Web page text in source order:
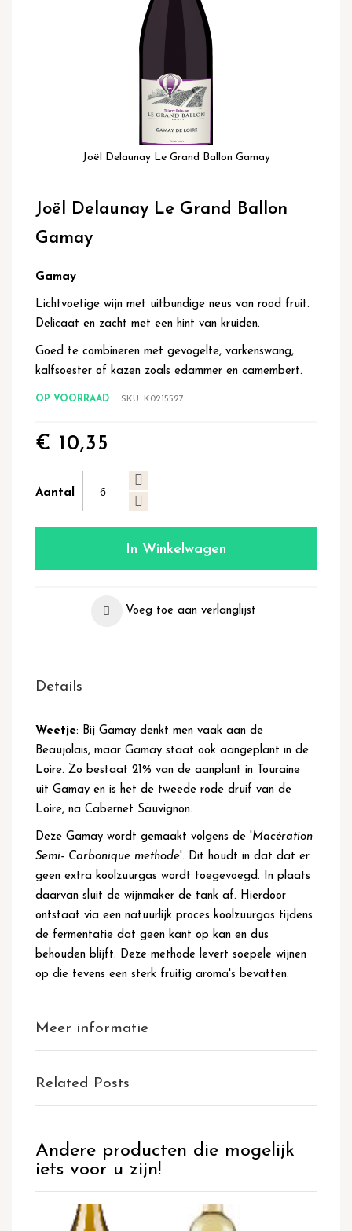
Joël Delaunay Le Grand Ballon Gamay
het
van
afbeeldingen-
Joël Delaunay Le Grand Ballon
Gamay
Gamay
Lichtvoetige wijn met uitbundige neus van rood fruit.
Delicaat en zacht met een hint van kruiden.
Goed te combineren met gevogelte, varkenswang,
kalfsoester of kazen zoals edammer en camembert.
OP VOORRAAD SKU K0215527
€ 10,35
Aantal
In Winkelwagen
Voeg toe aan verlanglijst
Details
Weetje: Bij Gamay denkt men vaak aan de
Beaujolais, maar Gamay staat ook aangeplant in de
Loire. Zo bestaat 21% van de aanplant in Touraine
uit Gamay en is het de tweede rode druif van de
Loire, na Cabernet Sauvignon.
Deze Gamay wordt gemaakt volgens de 'Macération
Semi- Carbonique methode'. Dit houdt in dat dat er
geen extra koolzuurgas wordt toegevoegd. In plaats
daarvan sluit de wijnmaker de tank af. Hierdoor
ontstaat via een natuurlijk proces koolzuurgas tijdens
de fermentatie dat geen kant op kan en dus
behouden blijft. Deze methode levert soepele wijnen
op die tevens een sterk fruitig aroma's bevatten.
Meer informatie
Related Posts
Andere producten die mogelijk
iets voor u zijn!